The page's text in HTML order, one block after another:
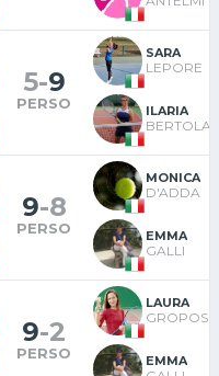
5-9
PERSO
SARA
LEPORE
ILARIA
9-8
PERSO
MONICA
D'ADDA
EMMA
GALLI
9-2
PERSO
LAURA
EMMA